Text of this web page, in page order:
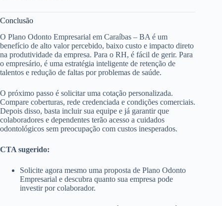
Conclusão
O Plano Odonto Empresarial em Caraíbas – BA é um
benefício de alto valor percebido, baixo custo e impacto direto
na produtividade da empresa. Para o RH, é fácil de gerir. Para
o empresário, é uma estratégia inteligente de retenção de
talentos e redução de faltas por problemas de saúde.
O próximo passo é solicitar uma cotação personalizada.
Compare coberturas, rede credenciada e condições comerciais.
Depois disso, basta incluir sua equipe e já garantir que
colaboradores e dependentes terão acesso a cuidados
odontológicos sem preocupação com custos inesperados.
CTA sugerido:
Solicite agora mesmo uma proposta de Plano Odonto
Empresarial e descubra quanto sua empresa pode
investir por colaborador.